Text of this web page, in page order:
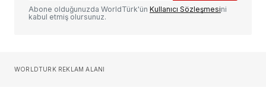
Sizin adınız*
Abone olduğunuzda WorldTürk'ün Kullanıcı Sözleşmesini
kabul etmiş olursunuz.
WORLDTURK REKLAM ALANI